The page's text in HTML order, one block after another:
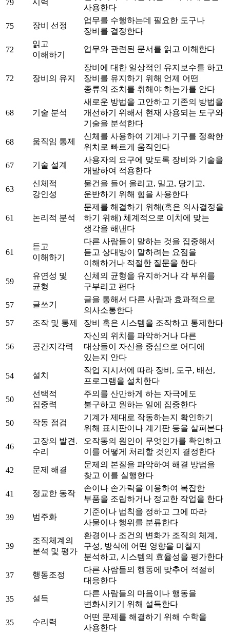
79
사용한다
75 장비 선정
업무를 수행하는데 필요한 도구나
장비를 결정한다
72
읽고
이해하기
업무와 관련된 문서를 읽고 이해한다
72 장비의 유지
장비에 대한 일상적인 유지보수를 하고
장비를 유지하기 위해 언제 어떤
종류의 조치를 취해야 하는가를 안다
68 기술 분석
새로운 방법을 고안하고 기존의 방법을
개선하기 위해서 현재 사용되는 도구와
기술을 분석한다
68 움직임 통제
신체를 사용하여 기계나 기구를 정확한
위치로 빠르게 움직인다
67 기술 설계
사용자의 요구에 맞도록 장비와 기술을
개발하여 적용한다
63
신체적
강인성
물건을 들어 올리고, 밀고, 당기고,
운반하기 위해 힘을 사용한다
61 논리적 분석
문제를 해결하기 위해(혹은 의사결정을
하기 위해) 체계적으로 이치에 맞는
생각을 해낸다
61
듣고
이해하기
다른 사람들이 말하는 것을 집중해서
듣고 상대방이 말하려는 요점을
이해하거나 적절한 질문을 한다
59
유연성 및
균형
신체의 균형을 유지하거나 각 부위를
구부리고 편다
57 글쓰기
글을 통해서 다른 사람과 효과적으로
의사소통한다
57
조작 및 통제 장비 혹은 시스템을 조작하고 통제한다
56 공간지각력
자신의 위치를 파악하거나 다른
대상들이 자신을 중심으로 어디에
있는지 안다
54 설치
작업 지시서에 따라 장비, 도구, 배선,
프로그램을 설치한다
50
선택적
집중력
주의를 산만하게 하는 자극에도
불구하고 원하는 일에 집중한다
50 작동 점검
기계가 제대로 작동하는지 확인하기
위해 표시판이나 계기판 등을 살펴본다
46
고장의 발견.
수리
오작동의 원인이 무엇인가를 확인하고
이를 어떻게 처리할 것인지 결정한다
42 문제 해결
문제의 본질을 파악하여 해결 방법을
찾고 이를 실행한다
41 정교한 동작
손이나 손가락을 이용하여 복잡한
부품을 조립하거나 정교한 작업을 한다
39 범주화
기준이나 법칙을 정하고 그에 따라
사물이나 행위를 분류한다
39
조직체계의
분석 및 평가
환경이나 조건의 변화가 조직의 체계,
구성, 방식에 어떤 영향을 미칠지
분석하고, 시스템의 효율성을 평가한다
37 행동조정
다른 사람들의 행동에 맞추어 적절히
대응한다
35 설득
다른 사람들의 마음이나 행동을
변화시키기 위해 설득한다
35 수리력
어떤 문제를 해결하기 위해 수학을
사용한다